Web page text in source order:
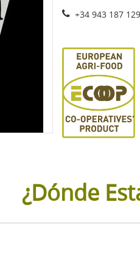
+34 943 187 129
¿Dónde